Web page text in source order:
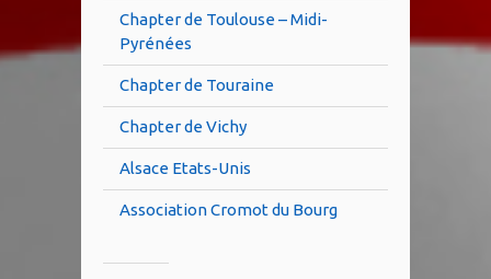
Chapter de Toulouse – Midi-
Pyrénées
Chapter de Touraine
Chapter de Vichy
Alsace Etats-Unis
Association Cromot du Bourg